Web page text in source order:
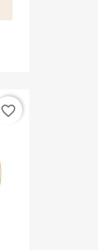
favorite_border